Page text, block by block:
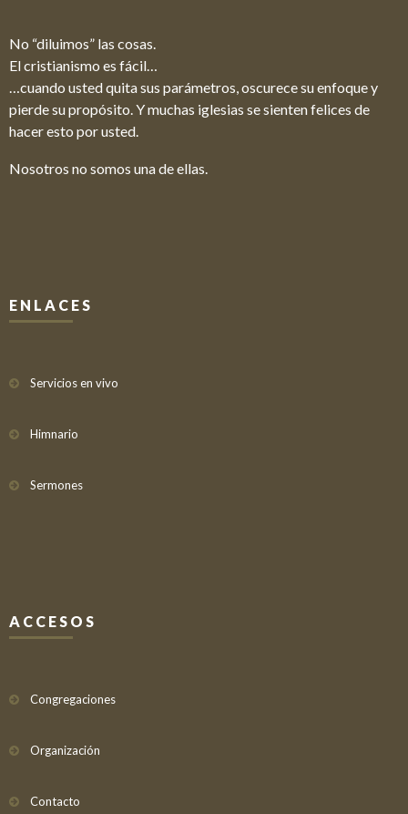
No “diluimos” las cosas.
El cristianismo es fácil…
…cuando usted quita sus parámetros, oscurece su enfoque y
pierde su propósito. Y muchas iglesias se sienten felices de
hacer esto por usted.
Nosotros no somos una de ellas.
ENLACES
Servicios en vivo
Himnario
Sermones
ACCESOS
Congregaciones
Organización
Contacto